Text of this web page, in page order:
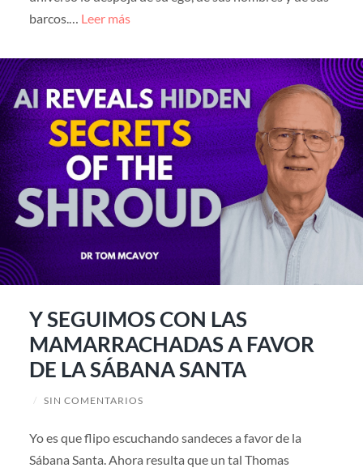
barcos.… Leer más
Y SEGUIMOS CON LAS
MAMARRACHADAS A FAVOR
DE LA SÁBANA SANTA
/ SIN COMENTARIOS
Yo es que flipo escuchando sandeces a favor de la
Sábana Santa. Ahora resulta que un tal Thomas